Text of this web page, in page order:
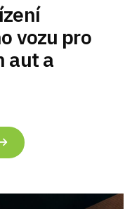
vozu pro
aut a